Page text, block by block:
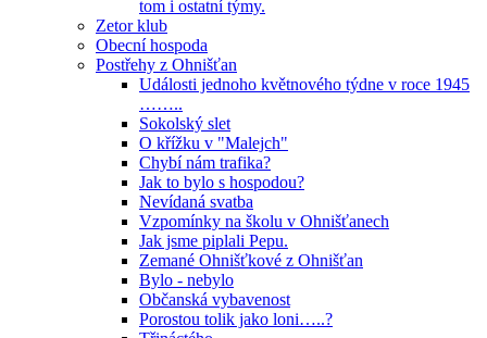
tom i ostatní týmy.
Zetor klub
Obecní hospoda
Postřehy z Ohnišťan
Události jednoho květnového týdne v roce 1945
……..
Sokolský slet
O křížku v "Malejch"
Chybí nám trafika?
Jak to bylo s hospodou?
Nevídaná svatba
Vzpomínky na školu v Ohnišťanech
Jak jsme piplali Pepu.
Zemané Ohnišťkové z Ohnišťan
Bylo - nebylo
Občanská vybavenost
Porostou tolik jako loni…..?